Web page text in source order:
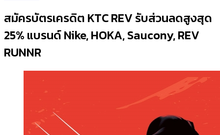
สมัครบัตรเครดิต KTC REV รับส่วนลดสูงสุด
25% แบรนด์ Nike, HOKA, Saucony, REV
RUNNR